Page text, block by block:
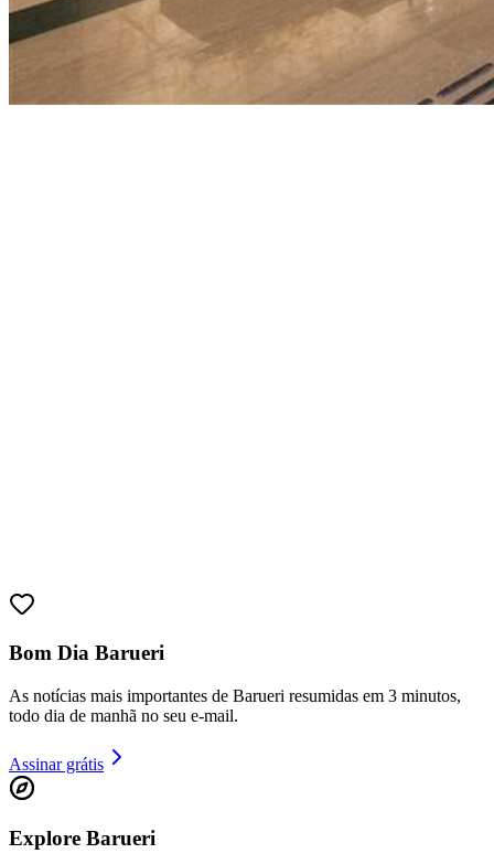
Bom Dia Barueri
As notícias mais importantes de Barueri resumidas em 3 minutos,
todo dia de manhã no seu e-mail.
Assinar grátis
Explore Barueri